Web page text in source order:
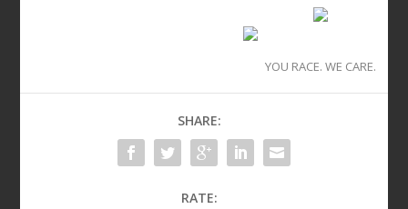
YOU RACE. WE CARE.
SHARE:
RATE: